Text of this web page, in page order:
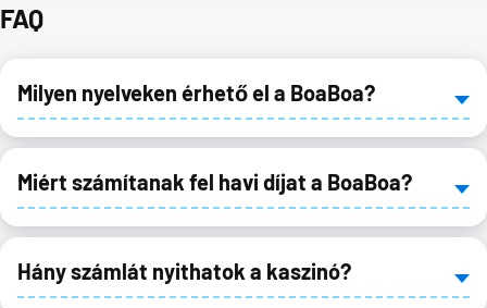
FAQ
Milyen nyelveken érhető el a BoaBoa?
Miért számítanak fel havi díjat a BoaBoa?
Hány számlát nyithatok a kaszinó?